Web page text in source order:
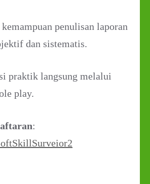
penulisan laporan
dan sistematis.
praktik langsung melalui
play.
: